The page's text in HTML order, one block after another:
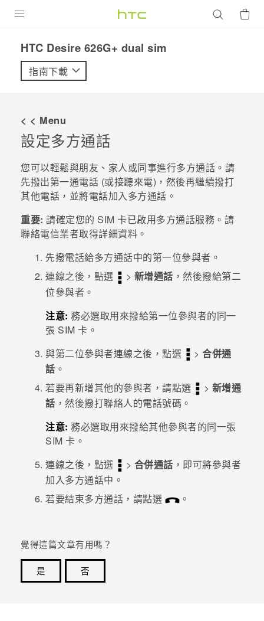
VIVE
配件
優惠專區
校園專案
企業採購
銷售通路
支援服務
VIVELAND
HTC Desire 626G+ dual sim‎
指南下載
< < Menu
設定多方通話
您可以輕鬆與朋友、家人或同事進行多方通話。請
先撥出第一通電話 (或接聽來電)，然後再繼續撥打
其他電話，並將電話加入多方通話。
重要: 請確定您的 SIM 卡已啟用多方通話服務。請
聯絡電信業者取得詳細資料。
先撥電話給多方通話中的第一位參與者。
連線之後，點選
> 新增通話 ，然後撥給第二
位參與者。
注意: 務必選取用來撥給第一位參與者的同一
張 SIM 卡。
與第二位參與者連線之後，點選
> 合併通
話 。
若要再新增其他的參與者，請點選
> 新增通
話 ，然後撥打聯絡人的電話號碼。
注意: 務必選取用來撥給其他參與者的同一張
SIM 卡。
連線之後，點選
> 合併通話 ，即可將參與者
加入多方通話中。
若要結束多方通話，請點選
。
覺得這篇文章有用嗎？
是
否